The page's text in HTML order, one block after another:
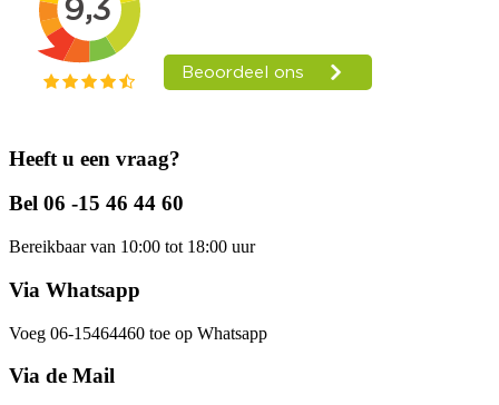
Heeft u een vraag?
Bel 06 -15 46 44 60
Bereikbaar van 10:00 tot 18:00 uur
Via Whatsapp
Voeg 06-15464460 toe op Whatsapp
Via de Mail